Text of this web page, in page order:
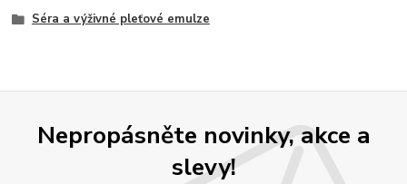
Séra a výživné pleťové emulze
Nepropásněte novinky, akce a
slevy!